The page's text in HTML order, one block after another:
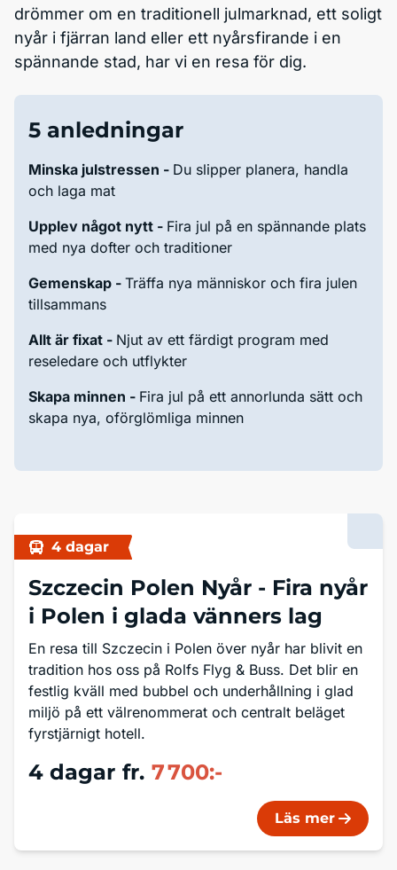
drömmer om en traditionell julmarknad, ett soligt
nyår i fjärran land eller ett nyårsfirande i en
spännande stad, har vi en resa för dig.
5 anledningar
Minska julstressen - Du slipper planera, handla
och laga mat
Upplev något nytt - Fira jul på en spännande plats
med nya dofter och traditioner
Gemenskap - Träffa nya människor och fira julen
tillsammans
Allt är fixat - Njut av ett färdigt program med
reseledare och utflykter
Skapa minnen - Fira jul på ett annorlunda sätt och
skapa nya, oförglömliga minnen
4 dagar
Szczecin Polen Nyår - Fira nyår
i Polen i glada vänners lag
En resa till Szczecin i Polen över nyår har blivit en
tradition hos oss på Rolfs Flyg & Buss. Det blir en
festlig kväll med bubbel och underhållning i glad
miljö på ett välrenommerat och centralt beläget
fyrstjärnigt hotell.
4 dagar fr. 7 700:-
Läs mer